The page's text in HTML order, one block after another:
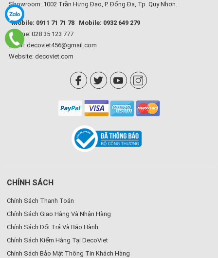
Showroom: 1002 Trần Hưng Đạo, P. Đống Đa, Tp. Quy Nhơn.
Mobile: 0911 71 71 78
Mobile: 0932 649 279
Hotline: 028 35 123 777
Email: decoviet456@gmail.com
Website: decoviet.com
CHÍNH SÁCH
Chính Sách Thanh Toán
Chính Sách Giao Hàng Và Nhận Hàng
Chính Sách Đổi Trả Và Bảo Hành
Chính Sách Kiểm Hàng Tại DecoViet
Chính Sách Bảo Mật Thông Tin Khách Hàng